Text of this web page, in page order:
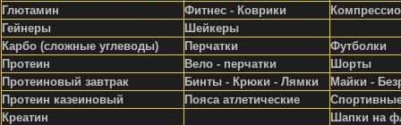
Глютамин
Фитнес - Коврики
Гейнеры
Шейкеры
Карбо (сложные углеводы)
Перчатки
Футболки
Протеин
Вело - перчатки
Шорты
Протеиновый завтрак
Бинты - Крюки - Лямки
Майки -
Протеин казеиновый
Пояса атлетические
Креатин
Шапки на